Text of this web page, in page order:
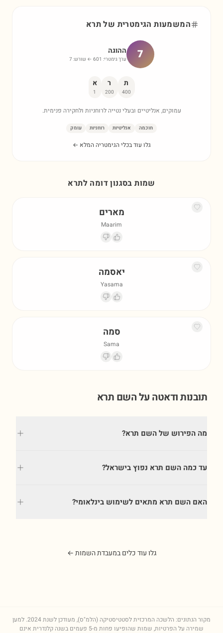
המשמעות הגימטרית שלתרא
7 ההוגה
ערך גימטרי: 601 ← שורש: 7
ת
400
ר
200
א
1
עמוקים, אנליטיים ובעלי נטייה לרוחניות ולחקירה פנימית.
חוכמה אנליטיות רוחניות עומק
גלו עוד בכלי הגימטריה המלא ←
שמות בסגנון דומה לתרא
מארים
Maarim
יאסמה
Yasama
סמה
Sama
תובנות ודאטה על השם תרא
מה הפירוש של השם תרא?
עד כמה השם תרא נפוץ בישראל?
האם השם תרא מתאים לשימוש בינלאומי?
גלו עוד כלים במעבדת השמות ←
מקור הנתונים: הלשכה המרכזית לסטטיסטיקה (הלמ"ס), מעודכן לשנת2024. למען
שמירה על הפרטיות, שמות שהופיעו פחות מ-5 פעמים בשנה קלנדרית אינם